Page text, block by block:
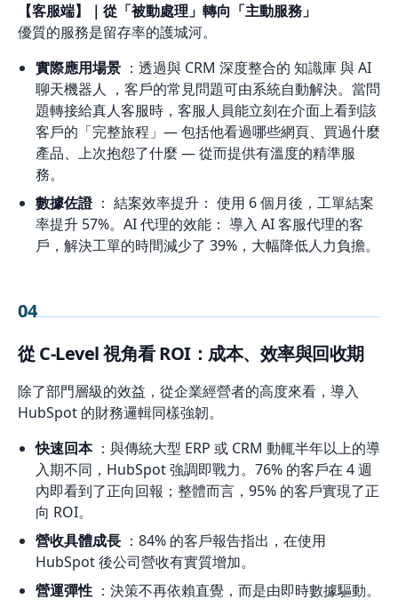
【客服端】｜從「被動處理」轉向「主動服務」
優質的服務是留存率的護城河。
實際應用場景 ：透過與 CRM 深度整合的 知識庫 與 AI
聊天機器人 ，客戶的常見問題可由系統自動解決。當問
題轉接給真人客服時，客服人員能立刻在介面上看到該
客戶的「完整旅程」— 包括他看過哪些網頁、買過什麼
產品、上次抱怨了什麼 — 從而提供有溫度的精準服
務。
數據佐證： 結案效率提升： 使用 6 個月後，工單結案
率提升 57%。AI 代理的效能： 導入 AI 客服代理的客
戶，解決工單的時間減少了 39%，大幅降低人力負擔。
04
從 C-Level 視角看 ROI：成本、效率與回收期
除了部門層級的效益，從企業經營者的高度來看，導入
HubSpot 的財務邏輯同樣強韌。
快速回本：與傳統大型 ERP 或 CRM 動輒半年以上的導
入期不同，HubSpot 強調即戰力。76% 的客戶在 4 週
內即看到了正向回報；整體而言，95% 的客戶實現了正
向 ROI。
營收具體成長 ：84% 的客戶報告指出，在使用
HubSpot 後公司營收有實質增加。
營運彈性 ：決策不再依賴直覺，而是由即時數據驅動。